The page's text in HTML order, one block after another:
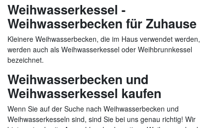
Weihwasserkessel -
Weihwasserbecken für Zuhause
Kleinere Weihwasserbecken, die im Haus verwendet werden,
werden auch als Weihwasserkessel oder Weihbrunnkessel
bezeichnet.
Weihwasserbecken und
Weihwasserkessel kaufen
Wenn Sie auf der Suche nach Weihwasserbecken und
Weihwasserkesseln sind, sind Sie bei uns genau richtig! Wir